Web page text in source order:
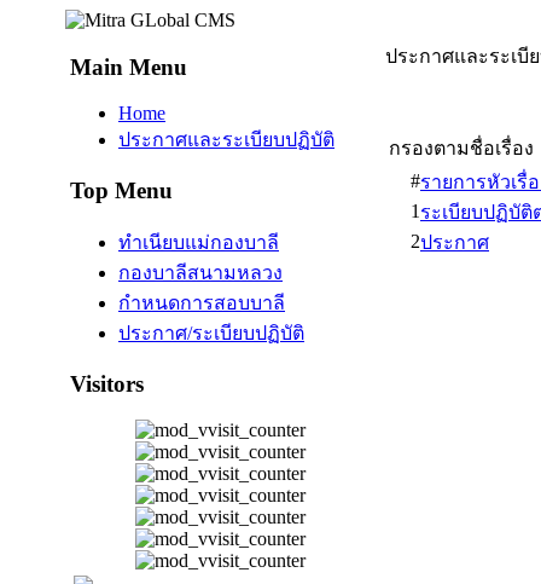
Main Menu
Home
ประกาศและระเบียบปฏิบัติ
Top Menu
ทำเนียบแม่กองบาลี
กองบาลีสนามหลวง
กำหนดการสอบบาลี
ประกาศ/ระเบียบปฏิบัติ
Visitors
ประกาศและระเบี
กรองตามชื่อเรื่อ
#รายการหัวเรื่
1 ระเบียบปฏิบัติ
2ประกาศ